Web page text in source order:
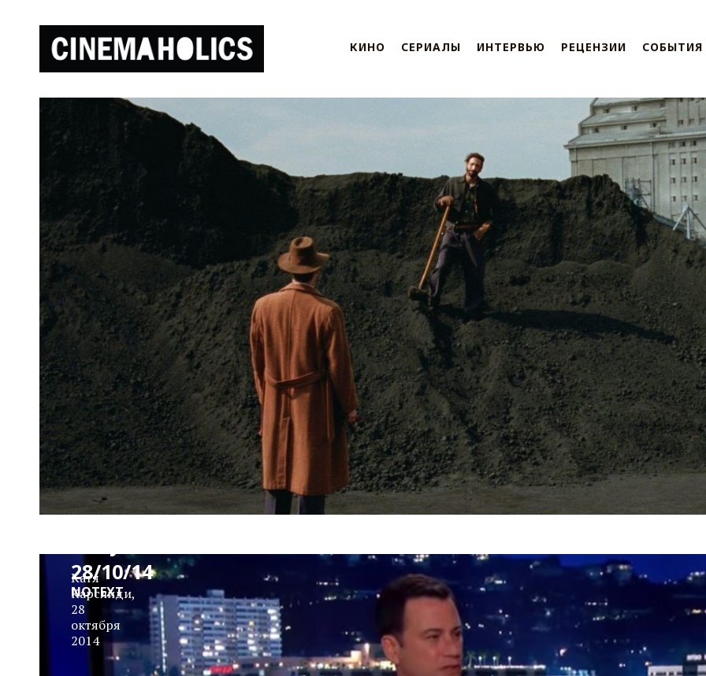
КИНО СЕРИАЛЫ ИНТЕРВЬЮ РЕЦЕНЗИИ СОБЫТИЯ
News
Block
28/10/14
Катя
Карслиди,
28
октября
2014
NOTEXT